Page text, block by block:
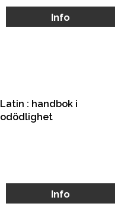
Info
Latin : handbok i
odödlighet
Info